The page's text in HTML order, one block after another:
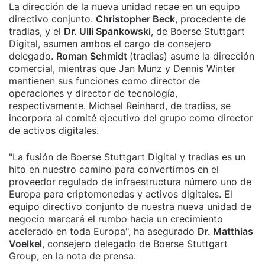
La dirección de la nueva unidad recae en un equipo
directivo conjunto. Christopher Beck, procedente de
tradias, y el Dr. Ulli Spankowski, de Boerse Stuttgart
Digital, asumen ambos el cargo de consejero
delegado. Roman Schmidt (tradias) asume la dirección
comercial, mientras que Jan Munz y Dennis Winter
mantienen sus funciones como director de
operaciones y director de tecnología,
respectivamente. Michael Reinhard, de tradias, se
incorpora al comité ejecutivo del grupo como director
de activos digitales.
"La fusión de Boerse Stuttgart Digital y tradias es un
hito en nuestro camino para convertirnos en el
proveedor regulado de infraestructura número uno de
Europa para criptomonedas y activos digitales. El
equipo directivo conjunto de nuestra nueva unidad de
negocio marcará el rumbo hacia un crecimiento
acelerado en toda Europa", ha asegurado Dr. Matthias
Voelkel, consejero delegado de Boerse Stuttgart
Group, en la nota de prensa.